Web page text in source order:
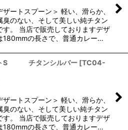
絞り込む
ザートスプーン＞ 軽い、滑らか、
臭のない、そして美しい純チタン
す。 当店で販売しておりますデザ
180mmの長さで、普通カレー…
トS チタンシルバー [TC04-
ザートスプーン＞ 軽い、滑らか、
臭のない、そして美しい純チタン
す。 当店で販売しておりますデザ
180mmの長さで、普通カレー…